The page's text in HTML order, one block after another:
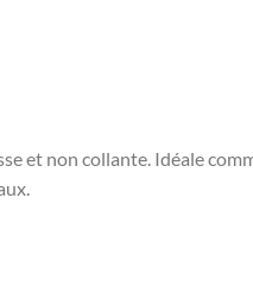
et non collante. Idéale